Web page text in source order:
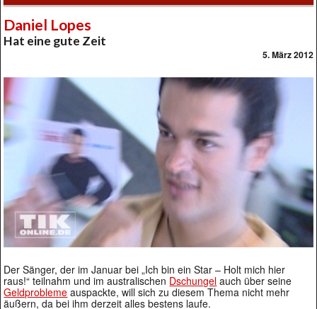
Daniel Lopes
Hat eine gute Zeit
5. März 2012
Der Sänger, der im Januar bei „Ich bin ein Star – Holt mich hier
raus!“ teilnahm und im australischen Dschungel auch über seine
Geldprobleme auspackte, will sich zu diesem Thema nicht mehr
äußern, da bei ihm derzeit alles bestens laufe.